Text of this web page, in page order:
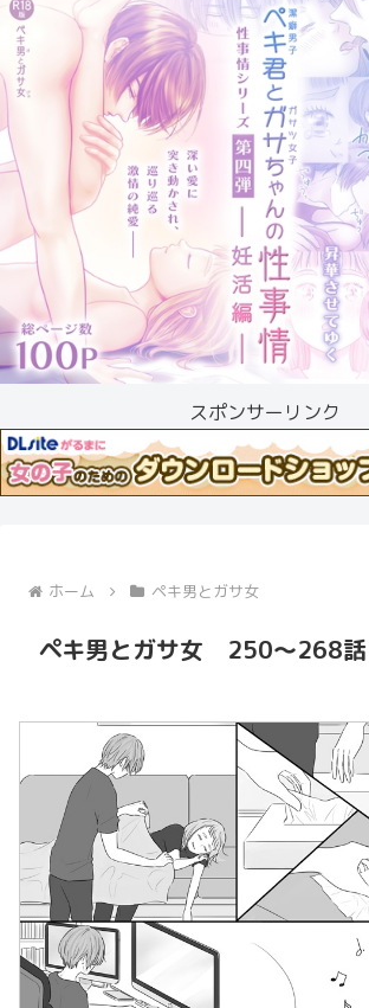
スポンサーリンク
ホーム ペキ男とガサ女
ペキ男とガサ女 250〜268話